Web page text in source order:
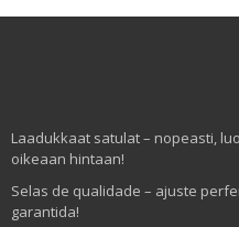
Laadukkaat satulat – nopeasti,
oikeaan hintaan!
Selas de qualidade – ajuste
garantida!